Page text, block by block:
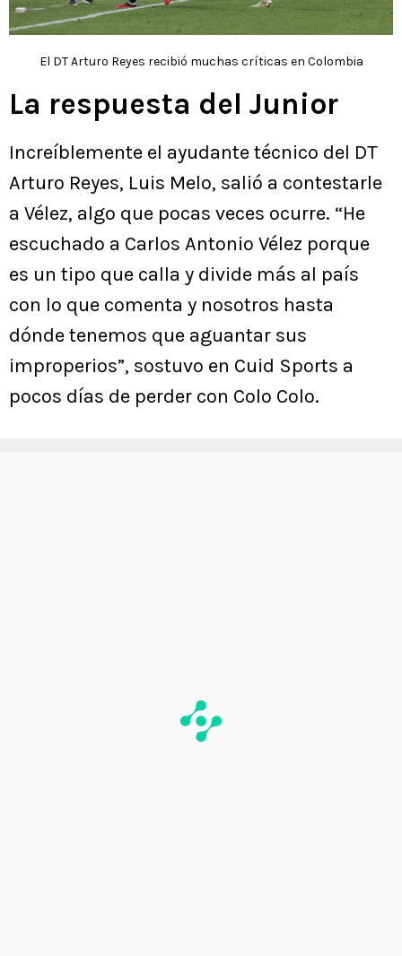
El DT Arturo Reyes recibió muchas críticas en Colombia
La respuesta del Junior
Increíblemente el ayudante técnico del DT
Arturo Reyes, Luis Melo, salió a contestarle
a Vélez, algo que pocas veces ocurre. “He
escuchado a Carlos Antonio Vélez porque
es un tipo que calla y divide más al país
con lo que comenta y nosotros hasta
dónde tenemos que aguantar sus
improperios”, sostuvo en Cuid Sports a
pocos días de perder con Colo Colo.